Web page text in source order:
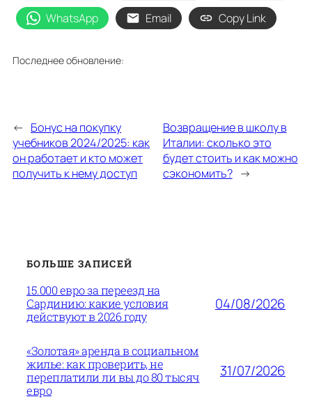
WhatsApp
Email Copy Link
Последнее обновление:
← Бонус на покупку
учебников 2024/2025: как
он работает и кто может
получить к нему доступ
Возвращение в школу в
Италии: сколько это
будет стоить и как можно
сэкономить? →
БОЛЬШЕ ЗАПИСЕЙ
15.000 евро за переезд на
Сардинию: какие условия
действуют в 2026 году
04/08/2026
«Золотая» аренда в социальном
жилье: как проверить, не
переплатили ли вы до 80 тысяч
евро
31/07/2026